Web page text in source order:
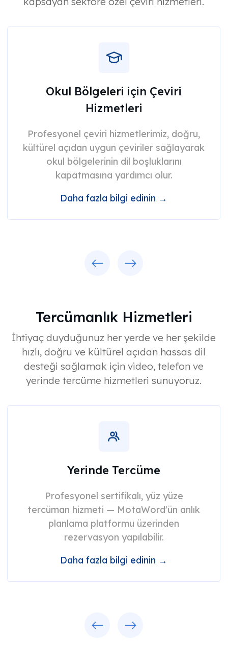
Okul Bölgeleri için Çeviri
Hizmetleri
Profesyonel çeviri hizmetlerimiz, doğru,
kültürel açıdan uygun çeviriler sağlayarak
okul bölgelerinin dil boşluklarını
kapatmasına yardımcı olur.
Daha fazla bilgi edinin →
Tercümanlık Hizmetleri
İhtiyaç duyduğunuz her yerde ve her şekilde
hızlı, doğru ve kültürel açıdan hassas dil
desteği sağlamak için video, telefon ve
yerinde tercüme hizmetleri sunuyoruz.
Yerinde Tercüme
Profesyonel sertifikalı, yüz yüze
tercüman hizmeti — MotaWord'ün anlık
planlama platformu üzerinden
rezervasyon yapılabilir.
Daha fazla bilgi edinin →